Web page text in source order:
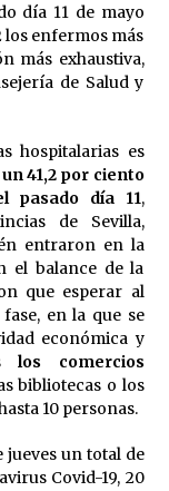
y batas de cola
el riesgo de
Vallejo
por la Feria de
abril al 8 de mayo
deja sin luz dos
día 11 de mayo
los enfermos más
más exhaustiva,
de Salud y
hospitalarias es
41,2 por ciento
pasado día 11,
de Sevilla,
entraron en la
el balance de la
que esperar al
en la que se
económica y
los comercios
bibliotecas o los
10 personas.
jueves un total de
Covid-19, 20